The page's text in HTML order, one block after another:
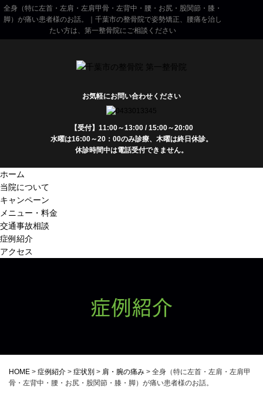
全身（特に左首・左肩・左肩甲骨・左背中・腰・お尻・股関節・膝・
脚）が痛い患者様のお話。｜千葉市の整骨院で姿勢矯正、腰痛を治し
たい方は、第一整骨院にご相談ください
お気軽にお問い合わせください
【受付】11:00～13:00 / 15:00～20:00
水曜は16:00～20：00のみ診療、木曜は終日休診。
休診時間中は電話受付できません。
ホーム
当院について
キャンペーン
メニュー・料金
交通事故相談
症例紹介
アクセス
症例紹介
HOME > 症例紹介 > 症状別 > 肩・腕の痛み > 全身（特に左首・左肩・左肩甲
骨・左背中・腰・お尻・股関節・膝・脚）が痛い患者様のお話。